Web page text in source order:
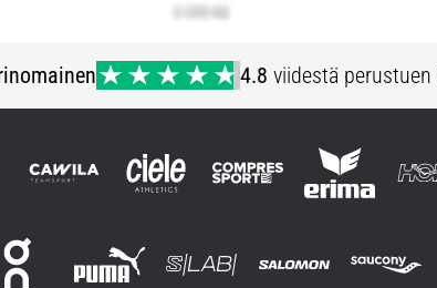
4.8 viidestä perustuen